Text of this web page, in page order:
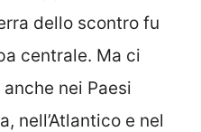
dello scontro fu
centrale. Ma ci
nei Paesi
nell’Atlantico e nel